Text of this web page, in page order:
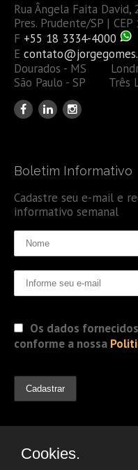
Rua Ângela Faita David,
Pres. Prudente/SP |
F +55 18 3334-4000
E
Dourados - MS
São Paulo - SP Três
Boletim Informativo
Cadastre seu e-mail e
informativo semanal
Os dados
conforme a nossa
Cookies.